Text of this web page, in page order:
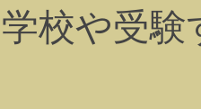
学校や受